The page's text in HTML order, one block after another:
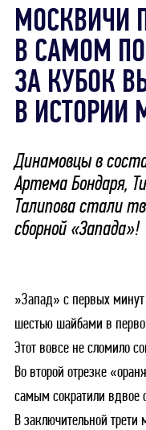
МОСКВИЧИ
В САМОМ
ЗА КУБОК
В ИСТОРИИ
Динамовцы в
Артема Бондаря,
Талипова стали
сборной «Запада»!
»Запад» с первых минут
шестью шайбами в
Этот вовсе не сломило
Во второй отрезке
самым сократили вдвое
В заключительной